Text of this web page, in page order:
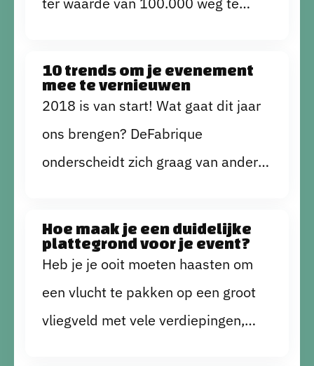
productieteam maar vast bijeen,
waardevolle nabespreking zo
makkelijk mogelijk te maken:
wel kan doen, is een goodiebag
meegeven waar iedereen echt wat
aan heeft! Met de volgende tips
weet jij de mensen nog te verrassen
als ze thuis zijn:
10 trends om je evenement
mee te vernieuwen
2018 is van start! Wat gaat dit jaar
ons brengen? DeFabrique
onderscheidt zich graag van andere
innovaties op de voet te volgen en
toe te passen waar mogelijk. Dit zijn
10 trends in de
evenementenbranche die je in de
gaten moet houden.
Hoe maak je een duidelijke
plattegrond voor je event?
Heb je je ooit moeten haasten om
een vlucht te pakken op een groot
vliegveld met vele verdiepingen,